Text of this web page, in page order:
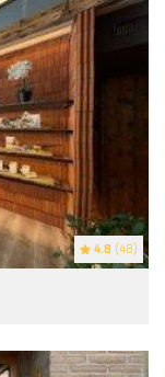
4.8 (48)